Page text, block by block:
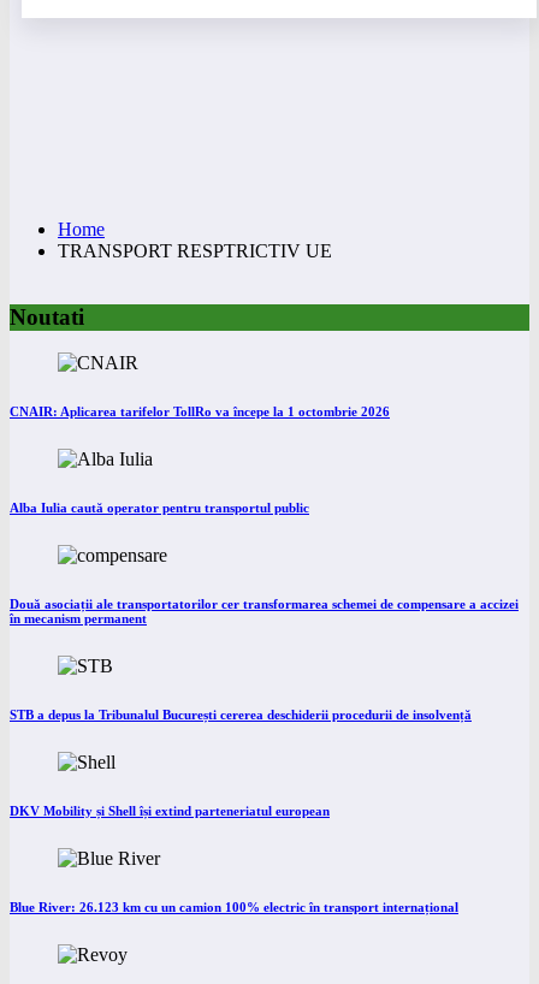
Home
TRANSPORT RESPTRICTIV UE
Noutati
CNAIR: Aplicarea tarifelor TollRo va începe la 1 octombrie 2026
Alba Iulia caută operator pentru transportul public
Două asociații ale transportatorilor cer transformarea schemei de compensare a accizei
în mecanism permanent
STB a depus la Tribunalul București cererea deschiderii procedurii de insolvență
DKV Mobility și Shell își extind parteneriatul european
Blue River: 26.123 km cu un camion 100% electric în transport internațional